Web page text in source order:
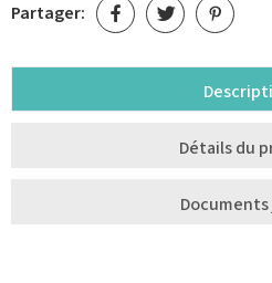
Partager:
Détails du